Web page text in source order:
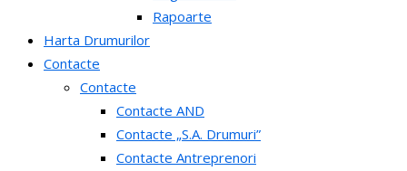
Rapoarte
Harta Drumurilor
Contacte
Contacte
Contacte AND
Contacte „S.A. Drumuri”
Contacte Antreprenori